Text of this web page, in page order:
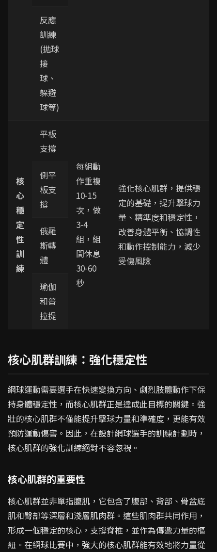
反應
訓練
(拋球
接
球、
躲避
球等)
核
心
穩
定
性
訓
練
平板
支撐
每組動
作重複
10-15
次，做
3-4
組，組
間休息
30-60
秒
強化核心肌群，提供穩
定的基礎，提升擊球力
量、精準度和穩定性，
改善身體平衡、協調性
和動作控制能力，減少
受傷風險
側平
板支
撐
俄羅
斯轉
體
瑜伽
和普
拉提
核心肌群訓練：強化穩定性
網球運動需要選手在快速變換方向、劇烈肢體動作下保
持身體穩定性，而核心肌群正是達成此目標的關鍵。強
壯的核心肌群不僅能提升擊球力量和準確度，更能有效
預防運動傷害。因此，在設計網球選手的訓練計劃時，
核心肌群的強化訓練絕對不容忽視。
核心肌群的重要性
核心肌群並非單指腹肌，它包含了腹部、背部、骨盆底
肌和臀部等深層和淺層肌肉群。這些肌肉群共同作用，
形成一個穩定的核心，支撐脊椎，並作為傳遞力量的樞
紐。在網球比賽中，強大的核心肌群能有效地將力量從